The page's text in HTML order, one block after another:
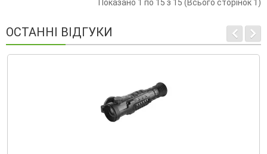
Показано 1 по 15 з 15 (Всього сторінок 1)
ОСТАННІ ВІДГУКИ